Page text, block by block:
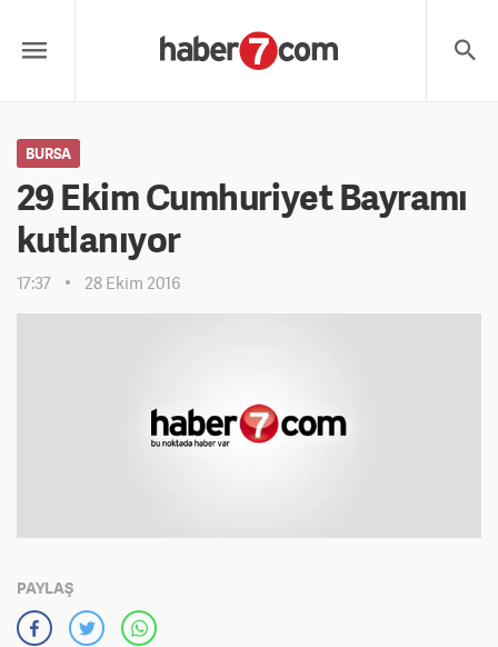
BURSA
29 Ekim Cumhuriyet Bayramı
kutlanıyor
17:37 28 Ekim 2016
PAYLAŞ